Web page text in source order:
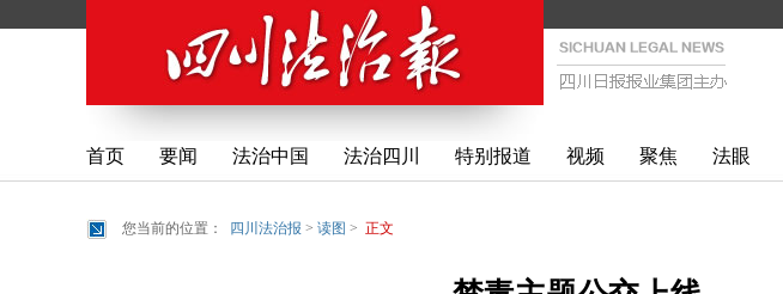
首页 要闻 法治中国 法治四川 特别报道 视频 聚焦 法眼
您当前的位置： 四川法治报 > 读图 > 正文